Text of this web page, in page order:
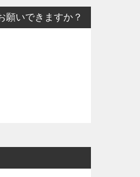
願いできますか？